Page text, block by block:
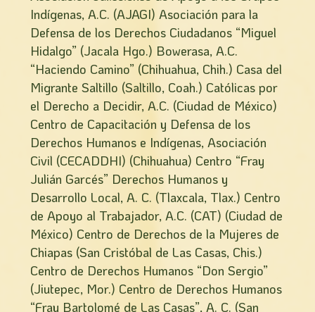
Indígenas, A.C. (AJAGI) Asociación para la
Defensa de los Derechos Ciudadanos “Miguel
Hidalgo” (Jacala Hgo.) Bowerasa, A.C.
“Haciendo Camino” (Chihuahua, Chih.) Casa del
Migrante Saltillo (Saltillo, Coah.) Católicas por
el Derecho a Decidir, A.C. (Ciudad de México)
Centro de Capacitación y Defensa de los
Derechos Humanos e Indígenas, Asociación
Civil (CECADDHI) (Chihuahua) Centro “Fray
Julián Garcés” Derechos Humanos y
Desarrollo Local, A. C. (Tlaxcala, Tlax.) Centro
de Apoyo al Trabajador, A.C. (CAT) (Ciudad de
México) Centro de Derechos de la Mujeres de
Chiapas (San Cristóbal de Las Casas, Chis.)
Centro de Derechos Humanos “Don Sergio”
(Jiutepec, Mor.) Centro de Derechos Humanos
“Fray Bartolomé de Las Casas”, A. C. (San